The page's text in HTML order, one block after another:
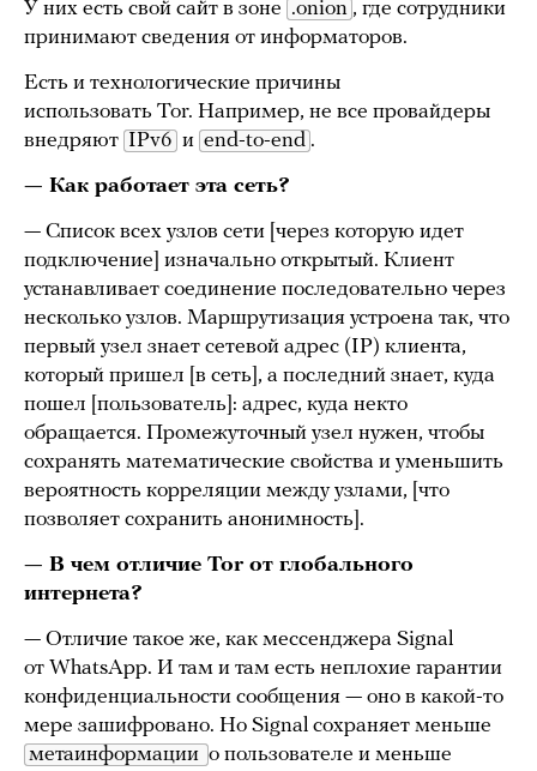
У них есть свой сайт в зоне .onion , где сотрудники
принимают сведения от информаторов.
Есть и технологические причины
использовать Tor. Например, не все провайдеры
внедряют IPv6 и end-to-end .
— Как работает эта сеть?
— Список всех узлов сети [через которую идет
подключение] изначально открытый. Клиент
устанавливает соединение последовательно через
несколько узлов. Маршрутизация устроена так, что
первый узел знает сетевой адрес (IP) клиента,
который пришел [в сеть], а последний знает, куда
пошел [пользователь]: адрес, куда некто
обращается. Промежуточный узел нужен, чтобы
сохранять математические свойства и уменьшить
вероятность корреляции между узлами, [что
позволяет сохранить анонимность].
— В чем отличие Tor от глобального
интернета?
— Отличие такое же, как мессенджера Signal
от WhatsApp. И там и там есть неплохие гарантии
конфиденциальности сообщения — оно в какой-то
мере зашифровано. Но Signal сохраняет меньше
метаинформации о пользователе и меньше